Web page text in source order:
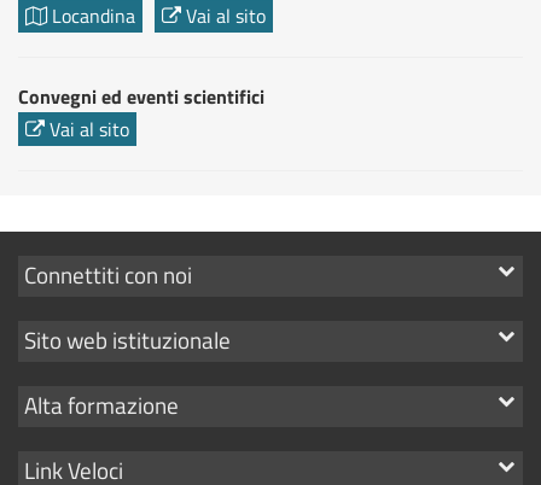
Locandina
Vai al sito
Convegni ed eventi scientifici
Vai al sito
Mostra
link
Connettiti con noi
Mostra
link
Sito web istituzionale
Mostra
link
Alta formazione
Mostra
Link Veloci